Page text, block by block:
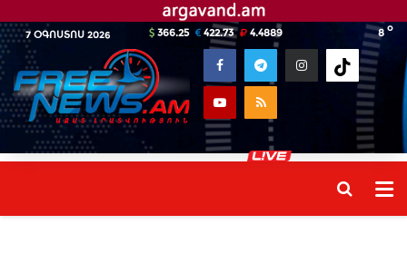
7 ՕԳՈՍՏՈՍ 2026 8 o
366.25 422.73 4.4889